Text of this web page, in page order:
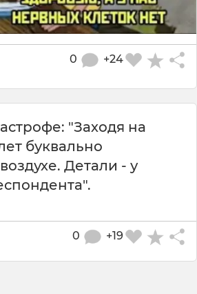
+24
0
"Заходя на
буквально
Детали - у
+19
0